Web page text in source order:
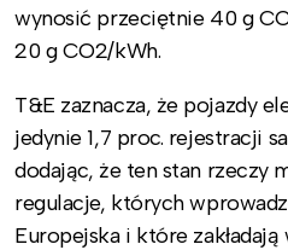
wynosić przeciętnie 40 g
20 g CO2/kWh.
T&E zaznacza, że pojazdy
jedynie 1,7 proc. rejestracji
dodając, że ten stan rzeczy
regulacje, których
Europejska i które